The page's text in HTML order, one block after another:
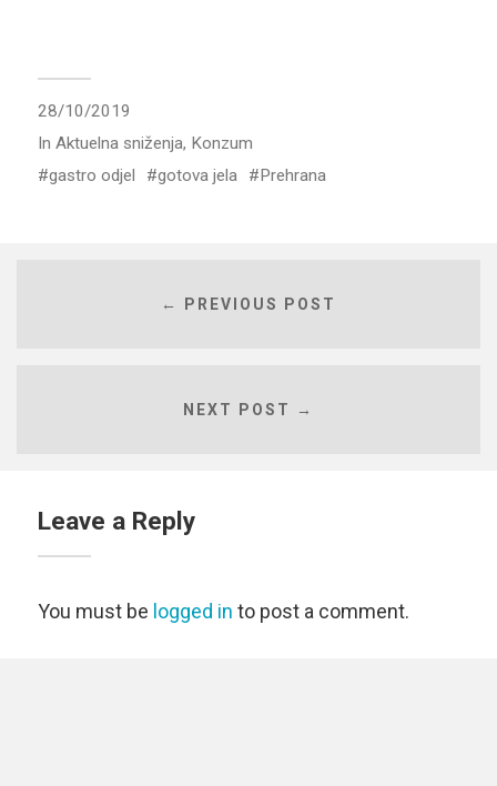
28/10/2019
In Aktuelna sniženja, Konzum
gastro odjel
gotova jela Prehrana
← PREVIOUS POST
NEXT POST →
Leave a Reply
You must be logged in to post a comment.